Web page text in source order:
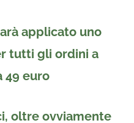
applicato uno
tutti gli ordini a
49 euro
oltre ovviamente